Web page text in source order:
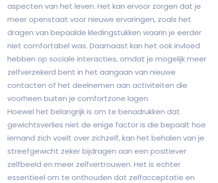
aspecten van het leven. Het kan ervoor zorgen dat je
meer openstaat voor nieuwe ervaringen, zoals het
dragen van bepaalde kledingstukken waarin je eerder
niet comfortabel was. Daarnaast kan het ook invloed
hebben op sociale interacties, omdat je mogelijk meer
zelfverzekerd bent in het aangaan van nieuwe
contacten of het deelnemen aan activiteiten die
voorheen buiten je comfortzone lagen.
Hoewel het belangrijk is om te benadrukken dat
gewichtsverlies niet de enige factor is die bepaalt hoe
iemand zich voelt over zichzelf, kan het behalen van je
streefgewicht zeker bijdragen aan een positiever
zelfbeeld en meer zelfvertrouwen. Het is echter
essentieel om te onthouden dat zelfacceptatie en